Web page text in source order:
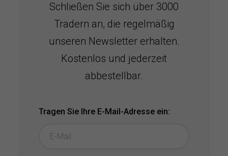
Schließen Sie sich über 3000
Tradern an, die regelmäßig
unseren Newsletter erhalten.
Kostenlos und jederzeit
abbestellbar.
Tragen Sie Ihre E-Mail-Adresse ein: